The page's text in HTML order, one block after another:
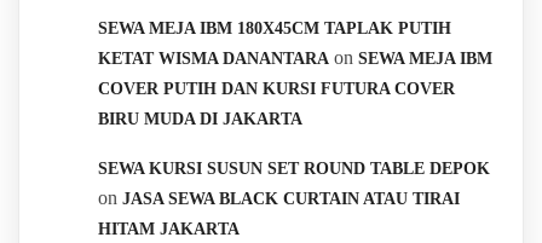
SEWA MEJA IBM 180X45CM TAPLAK PUTIH
KETAT WISMA DANANTARA on SEWA MEJA IBM
COVER PUTIH DAN KURSI FUTURA COVER
BIRU MUDA DI JAKARTA
SEWA KURSI SUSUN SET ROUND TABLE DEPOK
on JASA SEWA BLACK CURTAIN ATAU TIRAI
HITAM JAKARTA